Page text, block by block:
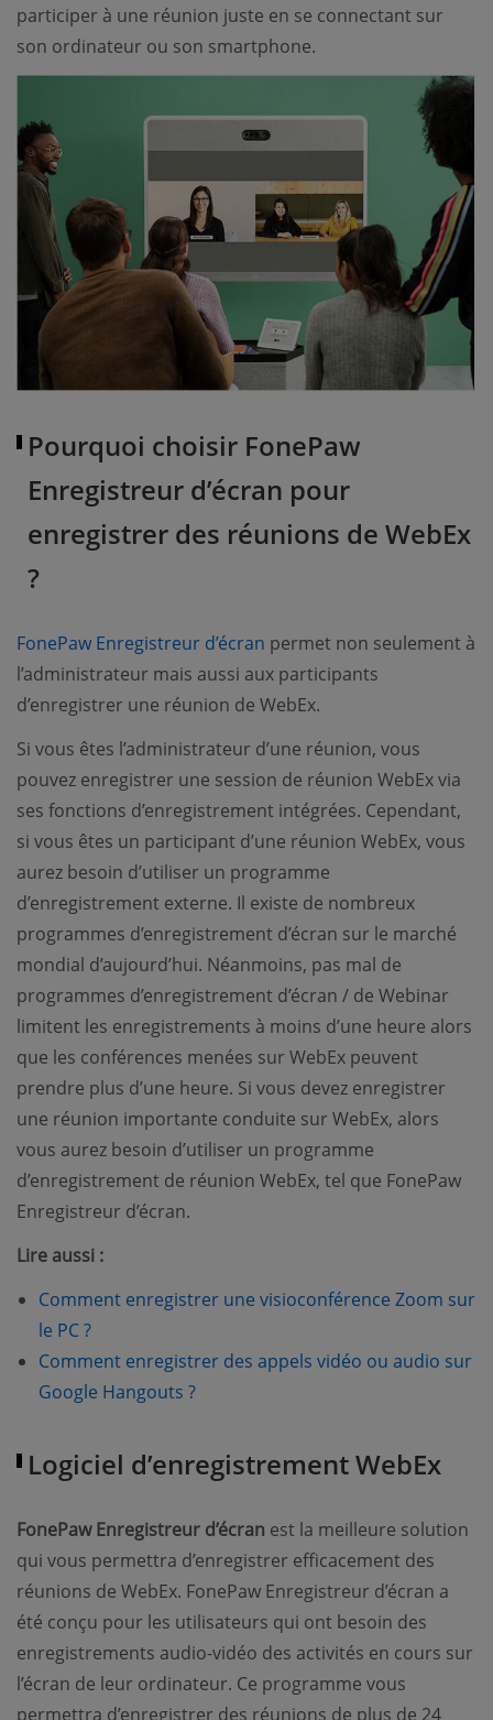
participer à une réunion juste en se connectant sur
son ordinateur ou son smartphone.
Pourquoi choisir FonePaw
Enregistreur d’écran pour
enregistrer des réunions de WebEx
?
FonePaw Enregistreur d’écran (opens new window)
permet non seulement à
l’administrateur mais aussi aux participants
d’enregistrer une réunion de WebEx.
Si vous êtes l’administrateur d’une réunion, vous
pouvez enregistrer une session de réunion WebEx via
ses fonctions d’enregistrement intégrées. Cependant,
si vous êtes un participant d’une réunion WebEx, vous
aurez besoin d’utiliser un programme
d’enregistrement externe. Il existe de nombreux
programmes d’enregistrement d’écran sur le marché
mondial d’aujourd’hui. Néanmoins, pas mal de
programmes d’enregistrement d’écran / de Webinar
limitent les enregistrements à moins d’une heure alors
que les conférences menées sur WebEx peuvent
prendre plus d’une heure. Si vous devez enregistrer
une réunion importante conduite sur WebEx, alors
vous aurez besoin d’utiliser un programme
d’enregistrement de réunion WebEx, tel que FonePaw
Enregistreur d’écran.
Lire aussi :
Comment enregistrer une visioconférence Zoom sur
le PC ?(opens new window)
Comment enregistrer des appels vidéo ou audio sur
Google Hangouts ?(opens new window)
Logiciel d’enregistrement WebEx
FonePaw Enregistreur d’écran est la meilleure solution
qui vous permettra d’enregistrer efficacement des
réunions de WebEx. FonePaw Enregistreur d’écran a
été conçu pour les utilisateurs qui ont besoin des
enregistrements audio-vidéo des activités en cours sur
l’écran de leur ordinateur. Ce programme vous
permettra d’enregistrer des réunions de plus de 24